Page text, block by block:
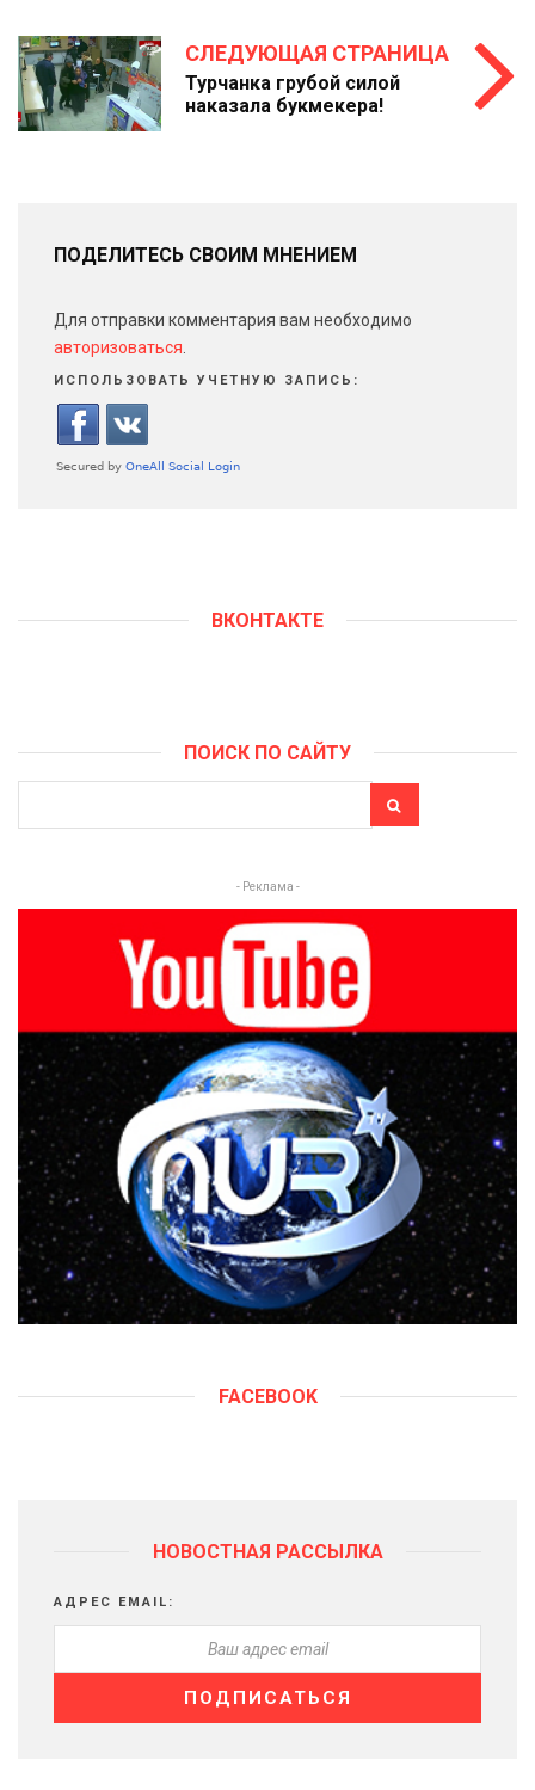
СЛЕДУЮЩАЯ СТРАНИЦА
Турчанка грубой силой
наказала букмекера!
ПОДЕЛИТЕСЬ СВОИМ МНЕНИЕМ
Для отправки комментария вам необходимо
авторизоваться
ИСПОЛЬЗОВАТЬ УЧЕТНУЮ ЗАПИСЬ:
ВКОНТАКТЕ
ПОИСК ПО САЙТУ
- Реклама -
FACEBOOK
НОВОСТНАЯ РАССЫЛКА
АДРЕС EMAIL: